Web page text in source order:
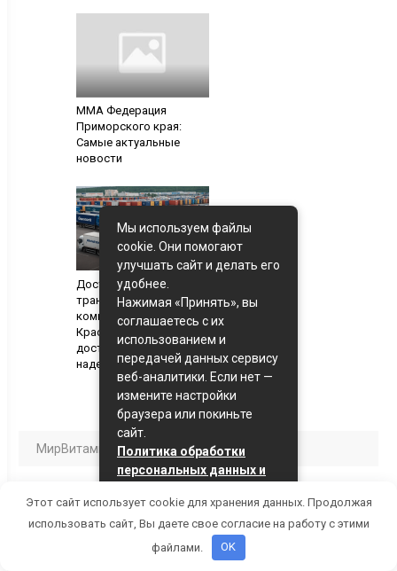
ММА Федерация
Приморского края:
Самые актуальные
новости
Доставка грузов с
транспортными
компаниями
Краснотурьинска:
доступные цены и
надежные решения
МирВитамин Статьи
Оценка статьи:
(Пока оценок нет)
Мы используем файлы
cookie. Они помогают
улучшать сайт и делать его
удобнее.
Нажимая «Принять», вы
соглашаетесь с их
использованием и
передачей данных сервису
веб-аналитики. Если нет —
измените настройки
браузера или покиньте
сайт.
Политика обработки
персональных данных и
Принять
Этот сайт использует cookie для хранения данных. Продолжая
использовать сайт, Вы даете свое согласие на работу с этими
файлами.
OK